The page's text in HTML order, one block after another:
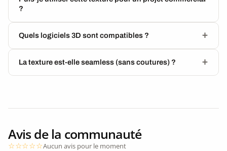
?
Quels logiciels 3D sont compatibles ?
La texture est-elle seamless (sans coutures) ?
Avis de la communauté
Aucun avis pour le moment